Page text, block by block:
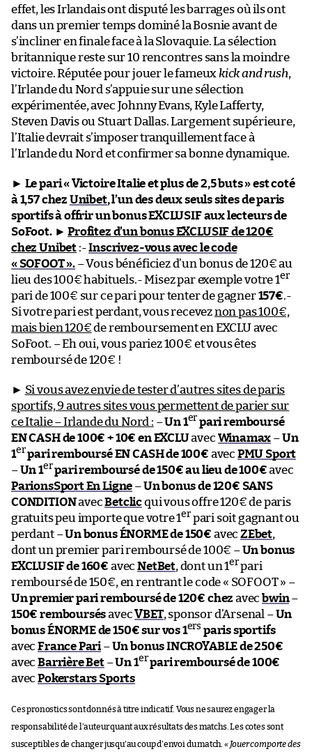
effet, les Irlandais ont disputé les barrages où ils ont
dans un premier temps dominé la Bosnie avant de
s’incliner en finale face à la Slovaquie. La sélection
britannique reste sur 10 rencontres sans la moindre
victoire. Réputée pour jouer le fameux kick and rush,
l’Irlande du Nord s’appuie sur une sélection
expérimentée, avec Johnny Evans, Kyle Lafferty,
Steven Davis ou Stuart Dallas. Largement supérieure,
l’Italie devrait s’imposer tranquillement face à
l’Irlande du Nord et confirmer sa bonne dynamique.
► Le pari « Victoire Italie et plus de 2,5 buts » est coté
à 1,57 chez Unibet, l’un des deux seuls sites de paris
sportifs à offrir un bonus EXCLUSIF aux lecteurs de
SoFoot.►Profitez d’un bonus EXCLUSIF de 120€
chez Unibet :-Inscrivez-vous avec le code
« SOFOOT ». – Vous bénéficiez d’un bonus de 120€ au
lieu des 100€ habituels.- Misez par exemple votre 1er
pari de 100€ sur ce pari pour tenter de gagner157€.-
Si votre pari est perdant, vous receveznon pas 100€,
mais bien 120€de remboursement en EXCLU avec
SoFoot. – Eh oui, vous pariez 100€ et vous êtes
remboursé de 120€ !
► Si vous avez envie de tester d’autres sites de paris
sportifs, 9 autres sites vous permettent de parier sur
ce Italie – Irlande du Nord : –Un 1er pari remboursé
EN CASH de 100€ + 10€ en EXCLUavec Winamax –Un
1erpari remboursé EN CASH de 100€ avec PMU Sport
–Un 1erpari remboursé de 150€ au lieu de 100€avec
ParionsSport En Ligne –Un bonus de 120€ SANS
CONDITIONavecBetclicqui vous offre 120€ de paris
gratuits peu importe que votre 1er pari soit gagnant ou
perdant –Un bonus ÉNORME de 150€ avec ZEbet,
dont un premier pari remboursé de 100€ –Un bonus
EXCLUSIF de 160€ avecNetBet, dont un 1erpari
remboursé de 150€, en rentrant le code « SOFOOT » –
Un premier pari remboursé de 120€ chez avecbwin–
150€ remboursésavecVBET, sponsor d’Arsenal –Un
bonus ÉNORME de 150€ sur vos 1ers paris sportifs
avecFrance Pari–Un bonus INCROYABLE de 250€
avecBarrière Bet–Un 1erpari remboursé de 100€
avecPokerstars Sports
Ces pronostics sont donnés à titre indicatif. Vous ne saurez engager la
responsabilité de l’auteur quant aux résultats des matchs. Les cotes sont
susceptibles de changer jusqu’au coup d’envoi du match. « Jouer comporte des